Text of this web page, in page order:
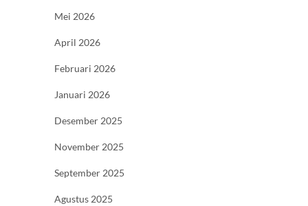
Mei 2026
April 2026
Februari 2026
Januari 2026
Desember 2025
November 2025
September 2025
Agustus 2025